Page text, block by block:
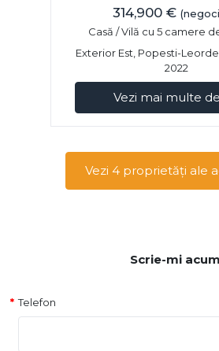
314,900 €
Casă / Vilă cu 5 camere
Exterior Est, Popesti-
2022
Vezi mai multe
Vezi 4 proprietăți ale
Scrie-mi
Telefon